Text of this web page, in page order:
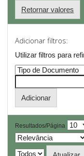
Retornar valores
Adicionar filtros:
Utilizar filtros para
Resultados/Página